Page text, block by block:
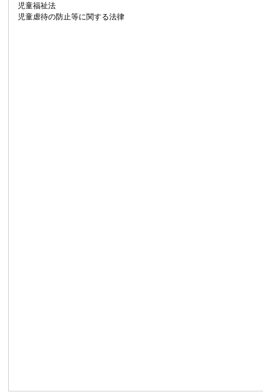
児童福祉法
児童虐待の防止等に関する法律